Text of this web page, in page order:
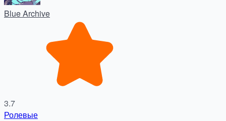
Blue Archive
3.7
Ролевые